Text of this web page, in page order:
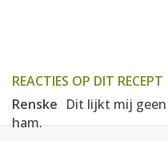
REACTIES OP DIT RECEPT
Renske Dit lijkt mij
ham.